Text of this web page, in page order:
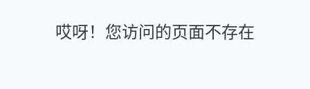
哎呀！您访问的页面不存在